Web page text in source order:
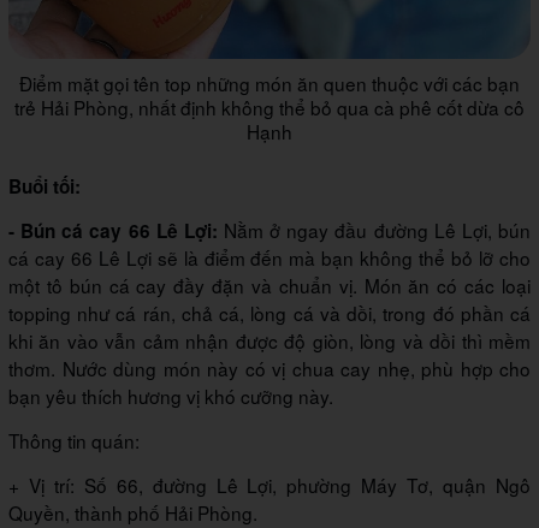
Điểm mặt gọi tên top những món ăn quen thuộc với các bạn
trẻ Hải Phòng, nhất định không thể bỏ qua cà phê cốt dừa cô
Hạnh
Buổi tối:
- Bún cá cay 66 Lê Lợi: Nằm ở ngay đầu đường Lê Lợi, bún
cá cay 66 Lê Lợi sẽ là điểm đến mà bạn không thể bỏ lỡ cho
một tô bún cá cay đầy đặn và chuẩn vị. Món ăn có các loại
topping như cá rán, chả cá, lòng cá và dồi, trong đó phần cá
khi ăn vào vẫn cảm nhận được độ giòn, lòng và dồi thì mềm
thơm. Nước dùng món này có vị chua cay nhẹ, phù hợp cho
bạn yêu thích hương vị khó cưỡng này.
Thông tin quán:
+ Vị trí: Số 66, đường Lê Lợi, phường Máy Tơ, quận Ngô
Quyền, thành phố Hải Phòng.